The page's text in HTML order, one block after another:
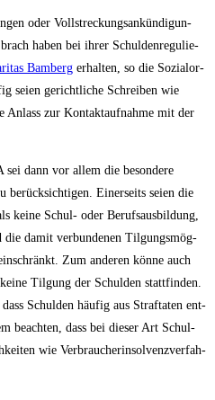
oder Voll­stre­ckungs­an­kün­di­gun­
haben bei ihrer Schul­den­re­gu­lie­
Bam­berg erhal­ten, so die Sozi­al­or­
sei­en gericht­li­che Schrei­ben wie
Anlass zur Kon­takt­auf­nah­me mit der
dann vor allem die beson­de­re
berück­sich­ti­gen. Einer­seits sei­en die
kei­ne Schul- oder Berufs­aus­bil­dung,
die damit ver­bun­de­nen Til­gungs­mög­
Zum ande­ren kön­ne auch
Til­gung der Schul­den statt­fin­den.
Schul­den häu­fig aus Straf­ta­ten ent­
beach­ten, dass bei die­ser Art Schul­
wie Ver­brau­cher­insol­venz­ver­fah­